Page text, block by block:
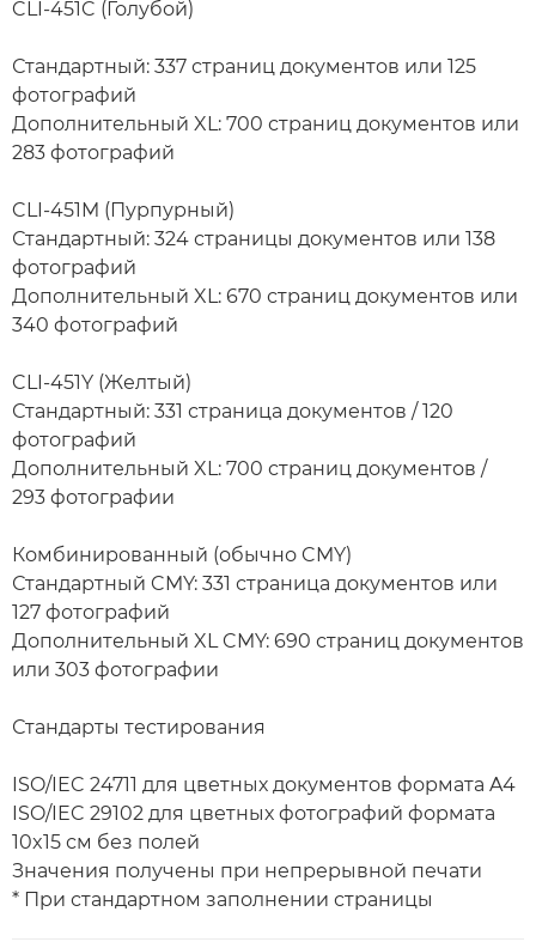
CLI-451C (Голубой)
Стандартный: 337 страниц документов или 125
фотографий
Дополнительный XL: 700 страниц документов или
283 фотографий
CLI-451M (Пурпурный)
Стандартный: 324 страницы документов или 138
фотографий
Дополнительный XL: 670 страниц документов или
340 фотографий
CLI-451Y (Желтый)
Стандартный: 331 страница документов / 120
фотографий
Дополнительный XL: 700 страниц документов /
293 фотографии
Комбинированный (обычно CMY)
Стандартный CMY: 331 страница документов или
127 фотографий
Дополнительный XL CMY: 690 страниц документов
или 303 фотографии
Стандарты тестирования
ISO/IEC 24711 для цветных документов формата A4
ISO/IEC 29102 для цветных фотографий формата
10x15 см без полей
Значения получены при непрерывной печати
* При стандартном заполнении страницы